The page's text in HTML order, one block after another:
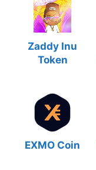
Zaddy Inu
Token
EXMO Coin